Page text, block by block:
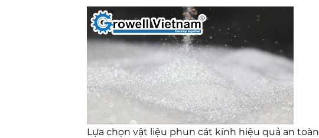
Lựa chọn vật liệu phun cát kính hiệu quả an toàn